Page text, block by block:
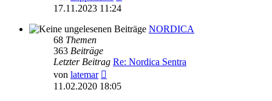
17.11.2023 11:24
NORDICA
68 Themen
363 Beiträge
Letzter Beitrag Re: Nordica Sentra
von latemar
Beitrag
11.02.2020 18:05